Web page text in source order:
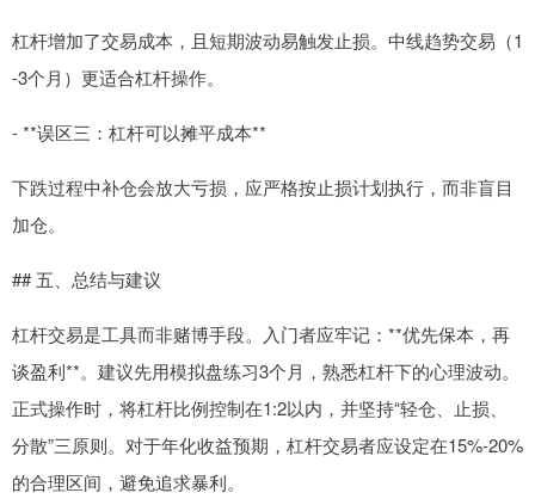
杠杆增加了交易成本，且短期波动易触发止损。中线趋势交易（1
-3个月）更适合杠杆操作。
- **误区三：杠杆可以摊平成本**
下跌过程中补仓会放大亏损，应严格按止损计划执行，而非盲目
加仓。
## 五、总结与建议
杠杆交易是工具而非赌博手段。入门者应牢记：**优先保本，再
谈盈利**。建议先用模拟盘练习3个月，熟悉杠杆下的心理波动。
正式操作时，将杠杆比例控制在1:2以内，并坚持“轻仓、止损、
分散”三原则。对于年化收益预期，杠杆交易者应设定在15%-20%
的合理区间，避免追求暴利。